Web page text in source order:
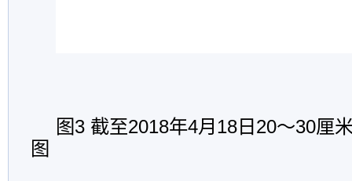
图3 截至2018年4月18日20～30厘
图